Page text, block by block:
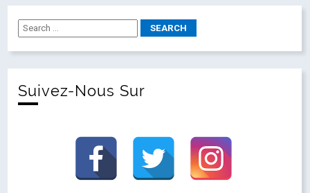
Suivez-Nous Sur